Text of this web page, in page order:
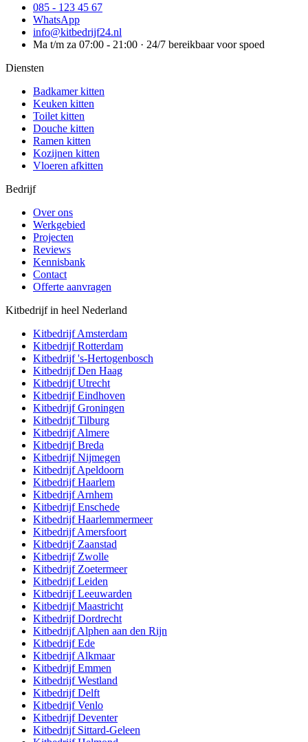
085 - 123 45 67
WhatsApp
info@kitbedrijf24.nl
Ma t/m za 07:00 - 21:00 · 24/7 bereikbaar voor spoed
Diensten
Badkamer kitten
Keuken kitten
Toilet kitten
Douche kitten
Ramen kitten
Kozijnen kitten
Vloeren afkitten
Bedrijf
Over ons
Werkgebied
Projecten
Reviews
Kennisbank
Contact
Offerte aanvragen
Kitbedrijf in heel Nederland
KitbedrijfAmsterdam
KitbedrijfRotterdam
Kitbedrijf's-Hertogenbosch
KitbedrijfDen Haag
KitbedrijfUtrecht
KitbedrijfEindhoven
KitbedrijfGroningen
KitbedrijfTilburg
KitbedrijfAlmere
KitbedrijfBreda
KitbedrijfNijmegen
KitbedrijfApeldoorn
KitbedrijfHaarlem
KitbedrijfArnhem
KitbedrijfEnschede
KitbedrijfHaarlemmermeer
KitbedrijfAmersfoort
Kitbedrijf Zaanstad
Kitbedrijf Zwolle
Kitbedrijf Zoetermeer
KitbedrijfLeiden
KitbedrijfLeeuwarden
KitbedrijfMaastricht
KitbedrijfDordrecht
KitbedrijfAlphen aan den Rijn
KitbedrijfEde
KitbedrijfAlkmaar
KitbedrijfEmmen
KitbedrijfWestland
KitbedrijfDelft
KitbedrijfVenlo
KitbedrijfDeventer
Kitbedrijf Sittard-Geleen